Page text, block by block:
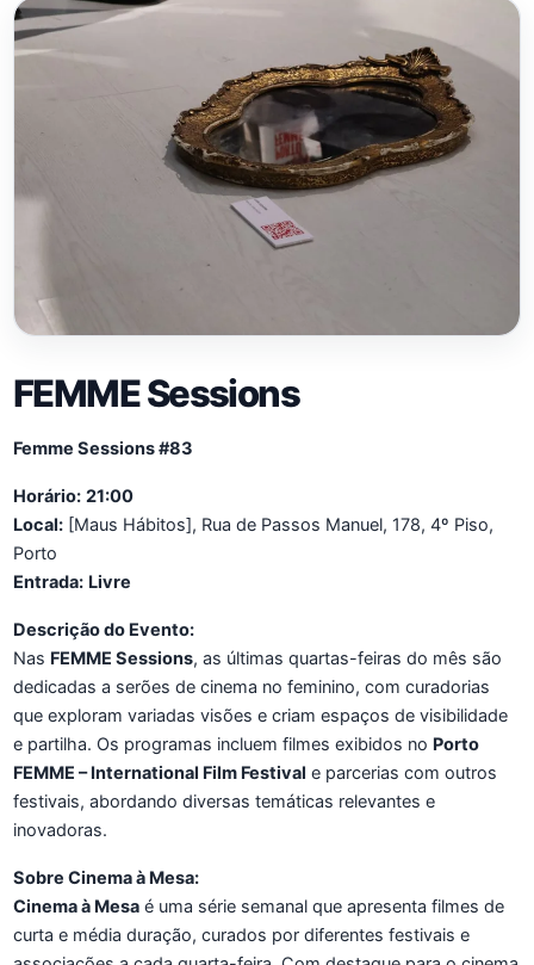
FEMME Sessions
Femme Sessions #83
Horário: 21:00
Local: [Maus Hábitos], Rua de Passos Manuel, 178, 4º Piso,
Porto
Entrada: Livre
Descrição do Evento:
Nas FEMME Sessions, as últimas quartas-feiras do mês são
dedicadas a serões de cinema no feminino, com curadorias
que exploram variadas visões e criam espaços de visibilidade
e partilha. Os programas incluem filmes exibidos no Porto
FEMME – International Film Festival e parcerias com outros
festivais, abordando diversas temáticas relevantes e
inovadoras.
Sobre Cinema à Mesa:
Cinema à Mesa é uma série semanal que apresenta filmes de
curta e média duração, curados por diferentes festivais e